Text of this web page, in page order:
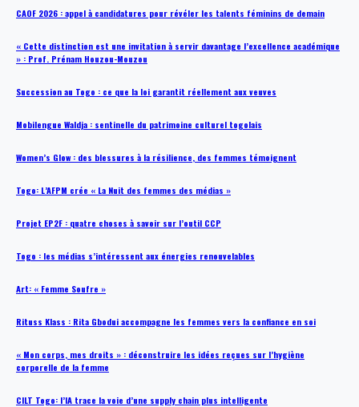
CAOF 2026 : appel à candidatures pour révéler les talents féminins de demain
« Cette distinction est une invitation à servir davantage l’excellence académique
» : Prof. Prénam Houzou-Mouzou
Succession au Togo : ce que la loi garantit réellement aux veuves
Mobilengue Waldja : sentinelle du patrimoine culturel togolais
Women’s Glow : des blessures à la résilience, des femmes témoignent
Togo: L’AFPM crée « La Nuit des femmes des médias »
Projet EP2F : quatre choses à savoir sur l’outil CCP
Togo : les médias s’intéressent aux énergies renouvelables
Art: « Femme Soufre »
Rituss Klass : Rita Gbodui accompagne les femmes vers la confiance en soi
« Mon corps, mes droits » : déconstruire les idées reçues sur l’hygiène
corporelle de la femme
CILT Togo: l’IA trace la voie d’une supply chain plus intelligente